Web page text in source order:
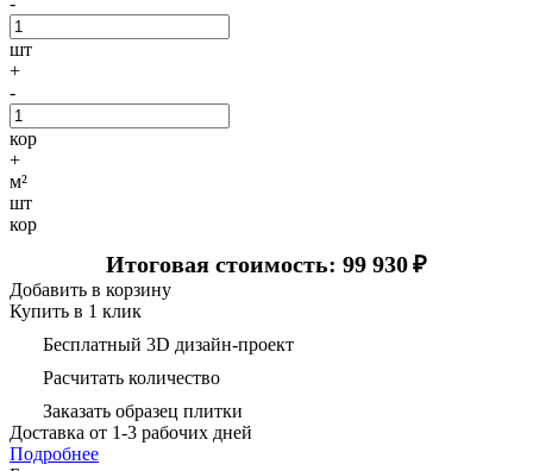
шт
+
-
кор
+
м²
шт
кор
Итоговая стоимость: 99 930₽
Добавить в корзину
Купить в 1 клик
Бесплатный 3D дизайн-проект
Расчитать количество
Заказать образец плитки
Доставка от 1-3 рабочих дней
Подробнее